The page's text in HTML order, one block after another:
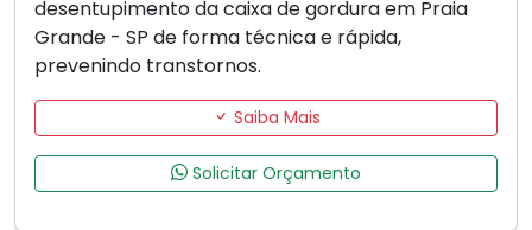
desentupimento da caixa de gordura em Praia
Grande - SP de forma técnica e rápida,
prevenindo transtornos.
Saiba Mais
Solicitar Orçamento